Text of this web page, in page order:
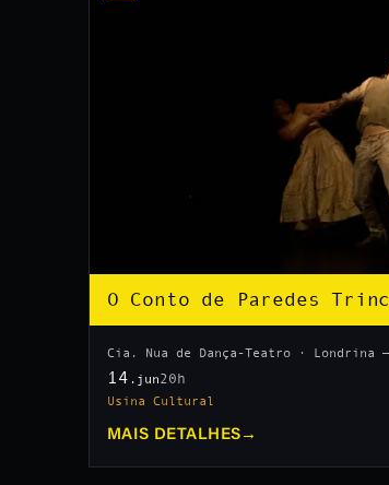
O Conto de Paredes
Cia. Nua de Dança-Teatro · Londrina —
14 .jun20h
Usina Cultural
MAIS DETALHES →